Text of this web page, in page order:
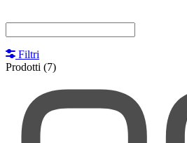
Filtri
Prodotti (7)